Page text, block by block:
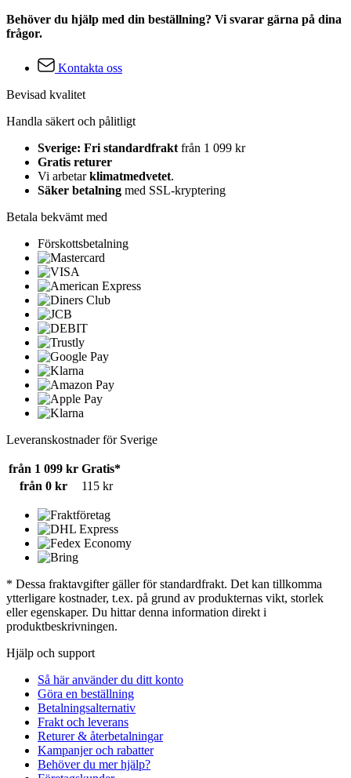
Behöver du hjälp med din beställning? Vi svarar gärna på dina
frågor.
Kontakta oss
Bevisad kvalitet
Handla säkert och pålitligt
Sverige: Fri standardfrakt från 1 099 kr
Gratis returer
Vi arbetarklimatmedvetet.
Säker betalning med SSL-kryptering
Betala bekvämt med
Förskottsbetalning
Leveranskostnader för Sverige
från 1 099 kr Gratis*
från 0 kr
115 kr
* Dessa fraktavgifter gäller för standardfrakt. Det kan tillkomma
ytterligare kostnader, t.ex. på grund av produkternas vikt, storlek
eller egenskaper. Du hittar denna information direkt i
produktbeskrivningen.
Hjälp och support
Så här använder du ditt konto
Göra en beställning
Betalningsalternativ
Frakt och leverans
Returer & återbetalningar
Kampanjer och rabatter
Behöver du mer hjälp?